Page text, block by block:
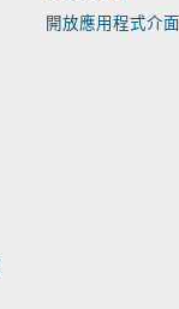
開放應用程式介面